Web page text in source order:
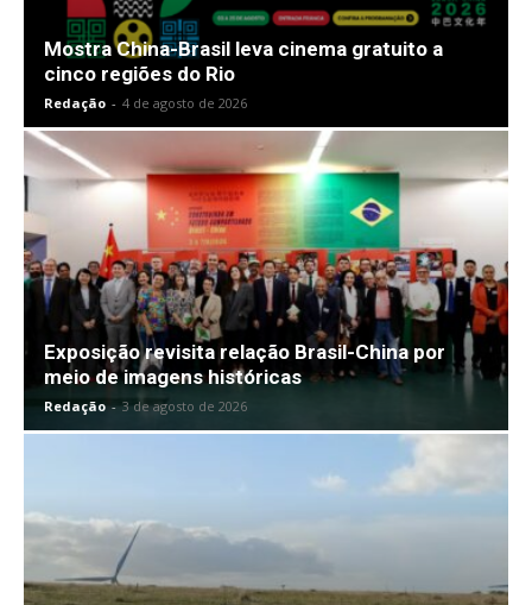
Mostra China-Brasil leva cinema gratuito a
cinco regiões do Rio
Redação - 4 de agosto de 2026
Exposição revisita relação Brasil-China por
meio de imagens históricas
Redação - 3 de agosto de 2026